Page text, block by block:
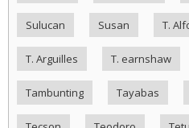
Sulucan Susan T.
T. Arguilles T. earnshaw
Tambunting Tayabas